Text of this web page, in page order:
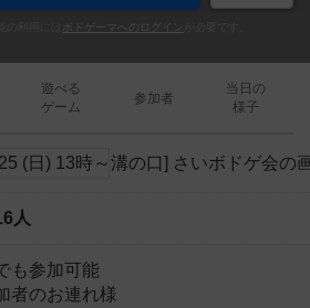
ボドゲーマへのログイン
遊べる
ゲーム
参加者
当日の
様子
人
も参加可能
者のお連れ様